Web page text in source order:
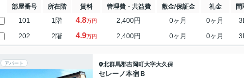
部屋番号 所在階 賃料 管理費・共益費 敷金/保証金 礼金 間
101 1階 4.8万円 2,400円 0ヶ月 0ヶ月
202 2階 4.9万円 2,400円 0ヶ月 0ヶ月
アパート 北群馬郡吉岡町大字大久保
セレーノ本宿Ｂ